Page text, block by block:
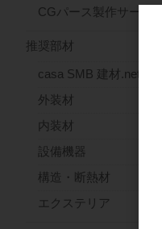
CGパース製作サービス
推奨部材
casa SMB 建材.net
外装材
内装材
設備機器
構造・断熱材
エクステリア